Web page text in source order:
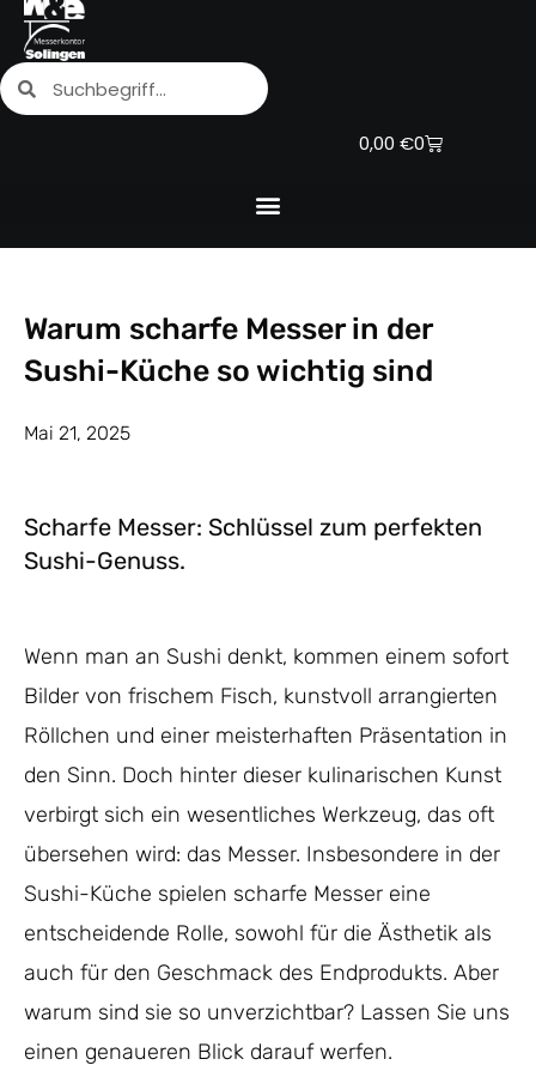
Zum
Inhalt
springen
SucheSuche
0,00 €0
Warenkorb
Warum scharfe Messer in der
Sushi-Küche so wichtig sind
Mai 21, 2025
Scharfe Messer: Schlüssel zum perfekten
Sushi-Genuss.
Wenn man an Sushi denkt, kommen einem sofort
Bilder von frischem Fisch, kunstvoll arrangierten
Röllchen und einer meisterhaften Präsentation in
den Sinn. Doch hinter dieser kulinarischen Kunst
verbirgt sich ein wesentliches Werkzeug, das oft
übersehen wird: das Messer. Insbesondere in der
Sushi-Küche spielen scharfe Messer eine
entscheidende Rolle, sowohl für die Ästhetik als
auch für den Geschmack des Endprodukts. Aber
warum sind sie so unverzichtbar? Lassen Sie uns
einen genaueren Blick darauf werfen.